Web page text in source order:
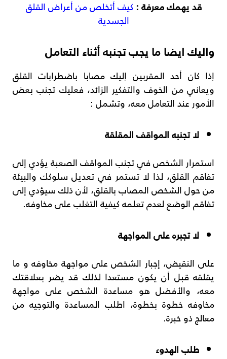
قد يهمك معرفة : كيف أتخلص من أعراض القلق
الجسدية
واليك ايضا ما يجب تجنبه أثناء التعامل
إذا كان أحد المقربين إليك مصابا باضطرابات القلق
ويعاني من الخوف والتفكير الزائد، فعليك تجنب بعض
الأمور عند التعامل معه، وتشمل :
لا تجنبه المواقف المقلقة
استمرار الشخص في تجنب المواقف الصعبة يؤدي إلى
تفاقم القلق، لذا لا تستمر في تعديل سلوكك والبيئة
من حول الشخص المصاب بالقلق، لأن ذلك سيؤدي إلى
تفاقم الوضع لعدم تعلمه كيفية التغلب على مخاوفه.
لا تجبره على المواجهة
على النقيض، إجبار الشخص على مواجهة مخاوفه و ما
يقلقه قبل أن يكون مستعدا لذلك قد يضر بعلاقتك
معه، والأفضل هو مساعدة الشخص على مواجهة
مخاوفه خطوة بخطوة، اطلب المساعدة والتوجيه من
معالج ذو خبرة.
طلب الهدوء